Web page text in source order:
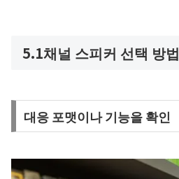
5.1채널 스피커 선택 방법
대응 포맷이나 기능을 확인